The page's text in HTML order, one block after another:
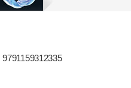
9791159312335